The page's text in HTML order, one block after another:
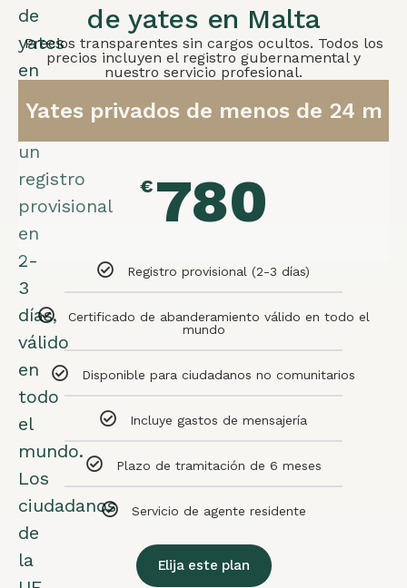
de
yates
en
ofrece
un
registro
provisional
en
2-
3
días,
válido
en
todo
el
mundo.
Los
ciudadanos
de
la
de yates en Malta
Precios transparentes sin cargos ocultos. Todos los
precios incluyen el registro gubernamental y
nuestro servicio profesional.
Yates privados de menos de 24 m
€ 780
Registro provisional (2-3 días)
Certificado de abanderamiento válido en todo el
mundo
Disponible para ciudadanos no comunitarios
Incluye gastos de mensajería
Plazo de tramitación de 6 meses
Servicio de agente residente
Elija este plan